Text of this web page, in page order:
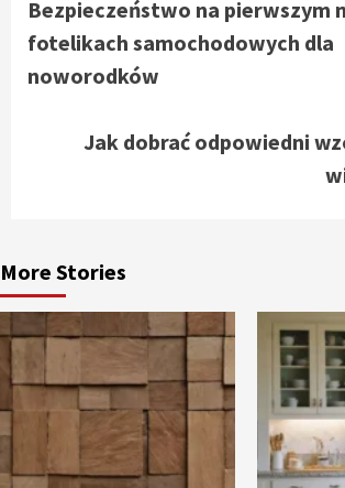
Reading
Bezpieczeństwo na pierwszym
fotelikach samochodowych dla
noworodków
Jak dobrać odpowiedni
More Stories